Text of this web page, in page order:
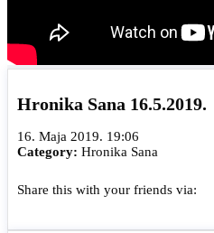
Hronika Sana 16.5.2019.
16. Maja 2019. 19:06
Category: Hronika Sana
Share this with your friends via: